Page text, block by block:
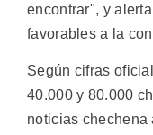
encontrar", y
favorables a la
Según cifras
40.000 y 80.000
noticias chechena